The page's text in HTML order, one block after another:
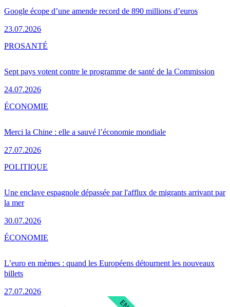
Google écope d’une amende record de 890 millions d’euros
23.07.2026
Sept pays votent contre le programme de santé de la Commission
24.07.2026
PROSANTÉ
Merci la Chine : elle a sauvé l’économie mondiale
27.07.2026
ÉCONOMIE
Une enclave espagnole dépassée par l'afflux de migrants arrivant par
la mer
30.07.2026
POLITIQUE
L’euro en mèmes : quand les Européens détournent les nouveaux
billets
27.07.2026
ÉCONOMIE